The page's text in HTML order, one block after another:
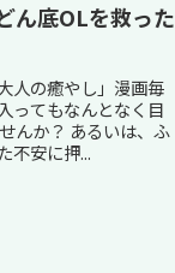
ん底OLを救った
人の癒やし」漫画毎
ってもなんとなく目
んか？ あるいは、ふ
不安に押...